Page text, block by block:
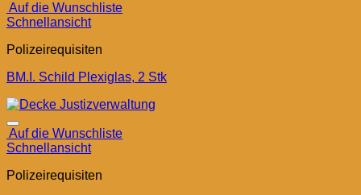
Auf die Wunschliste
Schnellansicht
Polizeirequisiten
BM.I. Schild Plexiglas, 2 Stk
Auf die Wunschliste
Schnellansicht
Polizeirequisiten